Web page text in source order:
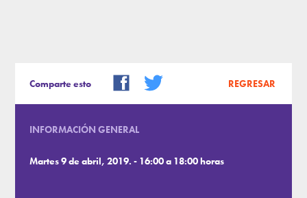
Comparte esto REGRESAR
INFORMACIÓN GENERAL
Martes 9 de abril, 2019. - 16:00 a 18:00 horas